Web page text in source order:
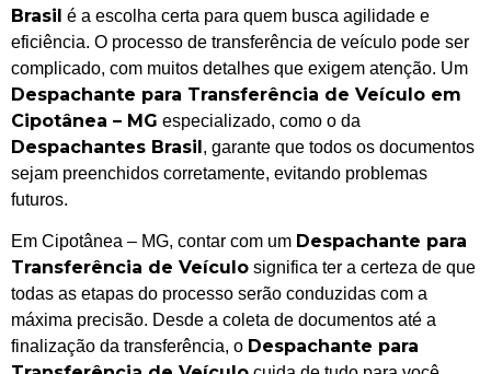
Brasil é a escolha certa para quem busca agilidade e
eficiência. O processo de transferência de veículo pode ser
complicado, com muitos detalhes que exigem atenção. Um
Despachante para Transferência de Veículo em
Cipotânea – MG especializado, como o da
Despachantes Brasil, garante que todos os documentos
sejam preenchidos corretamente, evitando problemas
futuros.
Em Cipotânea – MG, contar com um Despachante para
Transferência de Veículo significa ter a certeza de que
todas as etapas do processo serão conduzidas com a
máxima precisão. Desde a coleta de documentos até a
finalização da transferência, o Despachante para